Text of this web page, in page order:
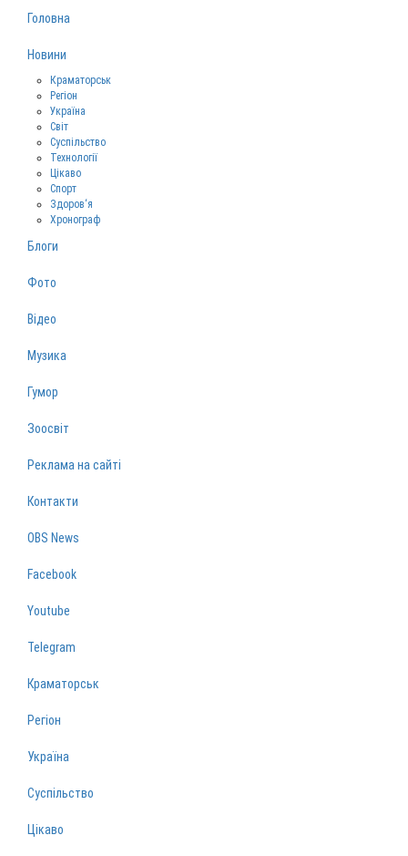
Головна
Новини
Краматорськ
Регіон
Україна
Світ
Суспільство
Технології
Цікаво
Спорт
Здоров‘я
Хронограф
Блоги
Фото
Відео
Музика
Гумор
Зоосвіт
Реклама на сайті
Контакти
OBS News
Facebook
Youtube
Telegram
Краматорськ
Регіон
Україна
Суспільство
Цікаво